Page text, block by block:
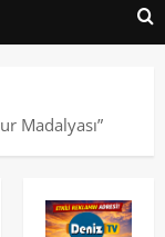
Madalyası”